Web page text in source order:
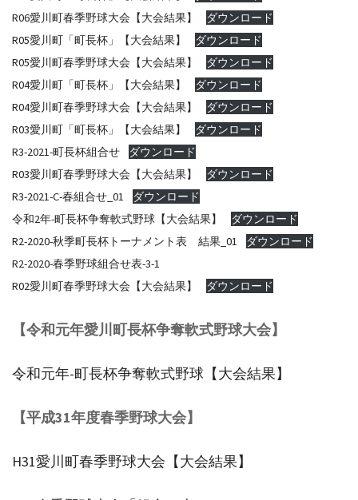
R06愛川町春季野球大会【大会結果】
ダウンロード
R05愛川町「町長杯」【大会結果】
ダウンロード
R05愛川町春季野球大会【大会結果】
ダウンロード
R04愛川町「町長杯」【大会結果】
ダウンロード
R04愛川町春季野球大会【大会結果】
ダウンロード
R03愛川町「町長杯」【大会結果】
ダウンロード
R3-2021-町長杯組合せ
ダウンロード
R03愛川町春季野球大会【大会結果】
ダウンロード
R3-2021-C-春組合せ_01
ダウンロード
令和2年-町長杯争奪軟式野球【大会結果】
ダウンロード
R2-2020-秋季町長杯トーナメント表 結果_01
ダウンロード
R2-2020-春季野球組合せ表-3-1
R02愛川町春季野球大会【大会結果】
ダウンロード
【令和元年愛川町長杯争奪軟式野球大会】
令和元年-町長杯争奪軟式野球【大会結果】
【平成31年度春季野球大会】
H31愛川町春季野球大会【大会結果】